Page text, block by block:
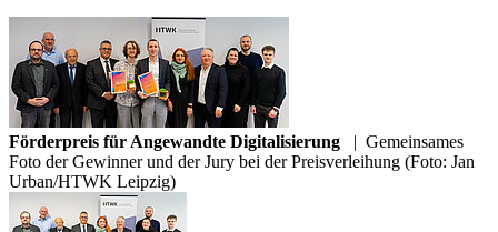
Förderpreis für Angewandte Digitalisierung | Gemeinsames
Foto der Gewinner und der Jury bei der Preisverleihung (Foto: Jan
Urban/HTWK Leipzig)